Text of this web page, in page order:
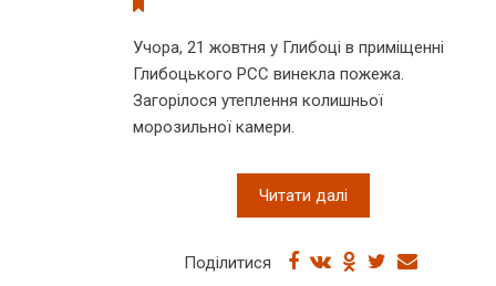
Учора, 21 жовтня у Глибоці в приміщенні
Глибоцького РСС винекла пожежа.
Загорілося утеплення колишньої
морозильної камери.
Читати далі
Поділитися